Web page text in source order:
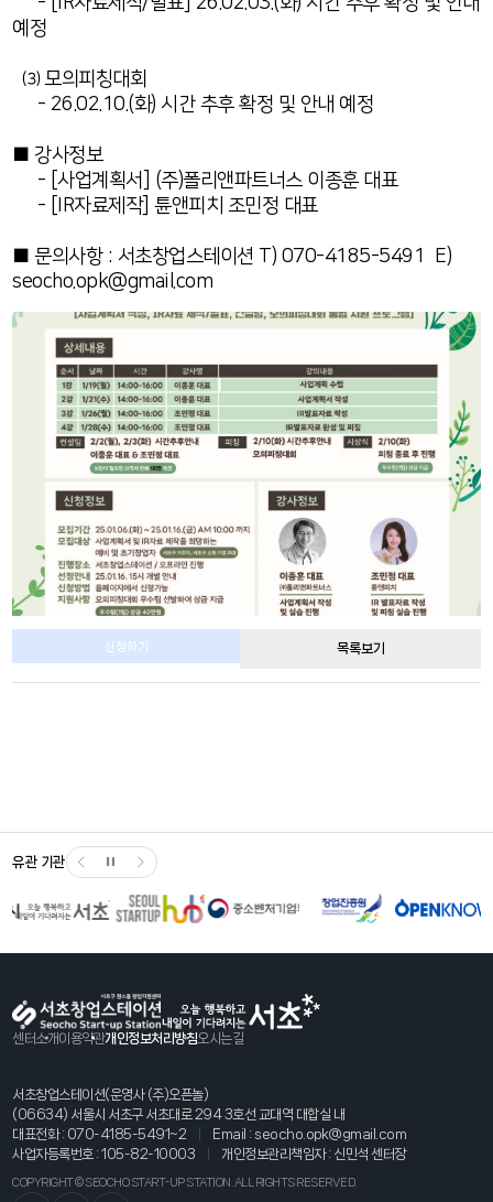
예정
⑶ 모의피칭대회
- 26.02.10.(화) 시간 추후 확정 및 안내 예정
■ 강사정보
- [사업계획서] (주)폴리앤파트너스 이종훈 대표
- [IR자료제작] 튠앤피치 조민정 대표
■ 문의사항 : 서초창업스테이션 T) 070-4185-5491 E)
seocho.opk@gmail.com
유관 기관
센터소개이용약관개인정보처리방침오시는길
서초창업스테이션(운영사 (주)오픈놀)
(06634) 서울시 서초구 서초대로 294 3호선 교대역 대합실 내
대표전화 : 070-4185-5491~2 Email :seocho.opk@gmail.com
사업자등록번호 : 105-82-10003
개인정보관리책임자 : 신민석 센터장
COPYRIGHT © SEOCHO START-UP STATION. ALL RIGHTS RESERVED.